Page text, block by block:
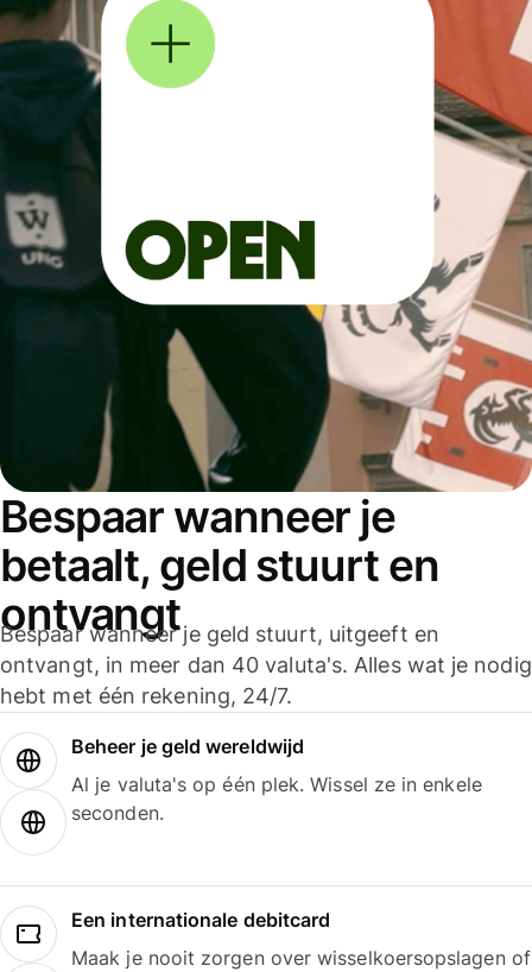
Bespaar wanneer je
betaalt, geld stuurt en
ontvangt
Bespaar wanneer je geld stuurt, uitgeeft en
ontvangt, in meer dan 40 valuta's. Alles wat je nodig
hebt met één rekening, 24/7.
Beheer je geld wereldwijd
Al je valuta's op één plek. Wissel ze in enkele
seconden.
Een internationale debitcard
Maak je nooit zorgen over wisselkoersopslagen of